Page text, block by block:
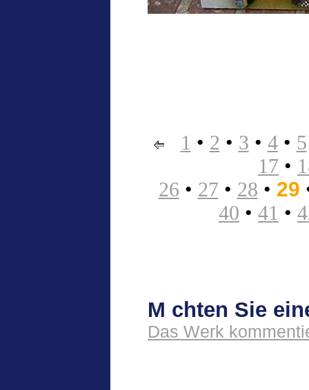
1 • 2 • 3 • 4• 5
17 •
26 • 27 • 28 • 29
40 • 41 •
M chten Sie
Das Werk